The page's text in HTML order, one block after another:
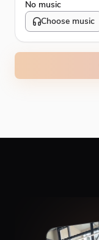
#E74C3C
No music
Choose music